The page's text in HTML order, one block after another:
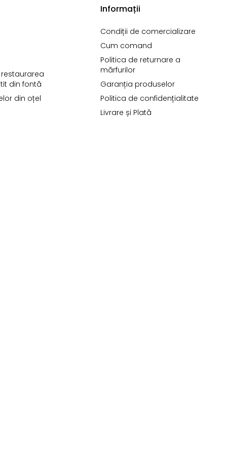
din fontă
din oțel
Informații
Condiții de comercializare
Cum comand
Politica de returnare a
mărfurilor
Garanția produselor
Politica de confidențialitate
Livrare și Plată